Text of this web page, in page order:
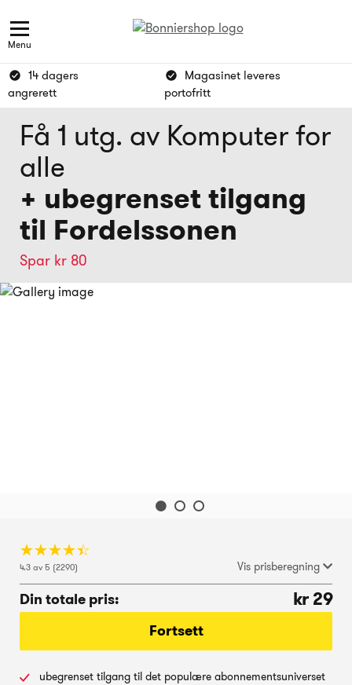
14 dagers
angrerett
Magasinet leveres
portofritt
Menu
Få 1 utg. av Komputer for
alle
+ ubegrenset tilgang
til Fordelssonen
Spar kr 80
4.3 av 5 (2290)
☆☆☆☆☆
★★★★★
Vis prisberegning
Din totale pris: kr 29
Fortsett
ubegrenset tilgang til det populære abonnementsuniverset